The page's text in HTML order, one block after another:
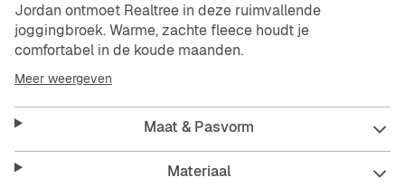
Jordan ontmoet Realtree in deze ruimvallende
joggingbroek. Warme, zachte fleece houdt je
comfortabel in de koude maanden.
Meer weergeven
Maat & Pasvorm
Materiaal